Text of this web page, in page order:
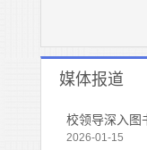
媒体报道
校领导深入图
2026-01-15